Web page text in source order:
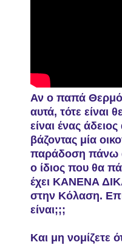
Αν ο παπά
αυτά, τότε είναι
είναι ένας
βάζοντας μία
παράδοση πάνω
ο ίδιος που θα
έχει ΚΑΝΕΝΑ
στην Κόλαση.
είναι;;;
Και μη νομίζετε